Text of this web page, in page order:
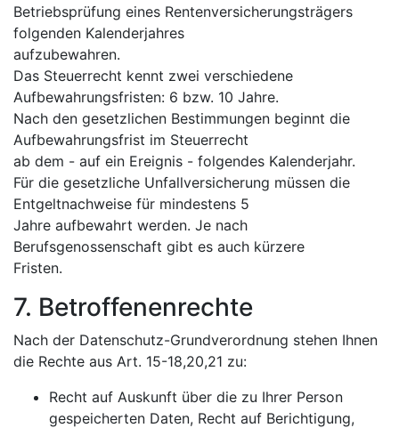
Betriebsprüfung eines Rentenversicherungsträgers
folgenden Kalenderjahres
aufzubewahren.
Das Steuerrecht kennt zwei verschiedene
Aufbewahrungsfristen: 6 bzw. 10 Jahre.
Nach den gesetzlichen Bestimmungen beginnt die
Aufbewahrungsfrist im Steuerrecht
ab dem - auf ein Ereignis - folgendes Kalenderjahr.
Für die gesetzliche Unfallversicherung müssen die
Entgeltnachweise für mindestens 5
Jahre aufbewahrt werden. Je nach
Berufsgenossenschaft gibt es auch kürzere
Fristen.
7. Betroffenenrechte
Nach der Datenschutz-Grundverordnung stehen Ihnen
die Rechte aus Art. 15-18,20,21 zu:
Recht auf Auskunft über die zu Ihrer Person
gespeicherten Daten, Recht auf Berichtigung,